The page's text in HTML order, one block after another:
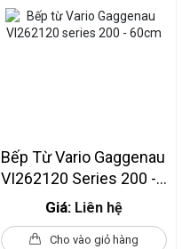
Bếp Từ Vario Gaggenau
VI262120 Series 200 -
Giá: Liên hệ
Cho vào giỏ hàng